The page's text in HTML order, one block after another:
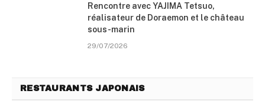
Rencontre avec YAJIMA Tetsuo,
réalisateur de Doraemon et le château
sous-marin
29/07/2026
RESTAURANTS JAPONAIS